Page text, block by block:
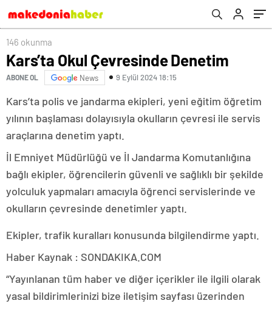
146 okunma
Kars’ta Okul Çevresinde Denetim
ABONE OL News 9 Eylül 2024 18:15
Kars’ta polis ve jandarma ekipleri, yeni eğitim öğretim
yılının başlaması dolayısıyla okulların çevresi ile servis
araçlarına denetim yaptı.
İl Emniyet Müdürlüğü ve İl Jandarma Komutanlığına
bağlı ekipler, öğrencilerin güvenli ve sağlıklı bir şekilde
yolculuk yapmaları amacıyla öğrenci servislerinde ve
okulların çevresinde denetimler yaptı.
Ekipler, trafik kuralları konusunda bilgilendirme yaptı.
Haber Kaynak : SONDAKIKA.COM
“Yayınlanan tüm haber ve diğer içerikler ile ilgili olarak
yasal bildirimlerinizi bize iletişim sayfası üzerinden